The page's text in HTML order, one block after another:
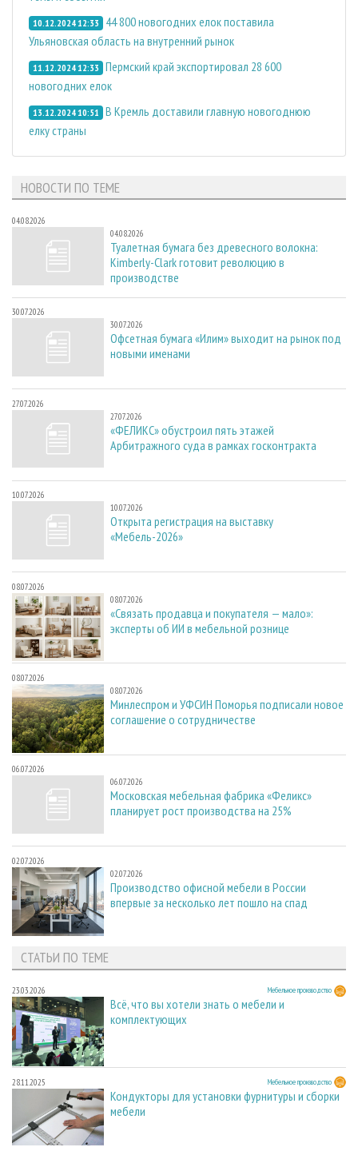
10.12.2024 12:33
44 800 новогодних елок поставила
Ульяновская область на внутренний рынок
11.12.2024 12:33 Пермский край экспортировал 28 600
новогодних елок
13.12.2024 10:51 В Кремль доставили главную новогоднюю
елку страны
НОВОСТИ ПО ТЕМЕ
04.08.2026
04.08.2026
Туалетная бумага без древесного волокна:
Kimberly-Clark готовит революцию в
производстве
30.07.2026
30.07.2026
Офсетная бумага «Илим» выходит на рынок под
новыми именами
27.07.2026
27.07.2026
«ФЕЛИКС» обустроил пять этажей
Арбитражного суда в рамках госконтракта
10.07.2026
10.07.2026
Открыта регистрация на выставку
«Мебель-2026»
08.07.2026
08.07.2026
«Связать продавца и покупателя — мало»:
эксперты об ИИ в мебельной рознице
08.07.2026
08.07.2026
Минлеспром и УФСИН Поморья подписали новое
соглашение о сотрудничестве
06.07.2026
06.07.2026
Московская мебельная фабрика «Феликс»
планирует рост производства на 25%
02.07.2026
02.07.2026
Производство офисной мебели в России
впервые за несколько лет пошло на спад
СТАТЬИ ПО ТЕМЕ
23.03.2026 Мебельное производство
Всё, что вы хотели знать о мебели и
комплектующих
28.11.2025 Мебельное производство
Кондукторы для установки фурнитуры и сборки
мебели